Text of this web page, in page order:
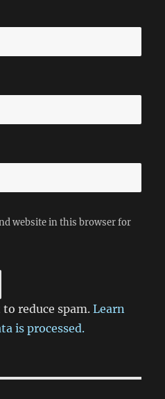
边不会下雪，就让电脑先下
真的，当一个人身处这样的
Sinper Wolf，不论他们是在
到可以杀死自己的人，渴望
陡，但是我们爬得很慢。前
四处飘扬，洒在我得脸上，
当时也是躺在这样的雪地里
饭，但是今天体力保持的还
着她爬上来了，转身继续向
。有时候看到那样大的一座
停虽然不觉得很累，但是寒
不要感冒了。风吹下来的已
小的冰渣，打在皮肤上居然
，就在身旁。看来已经来到
一下，尽管它还没落地就被
website in this browser for
to reduce spam.Learn
is processed.